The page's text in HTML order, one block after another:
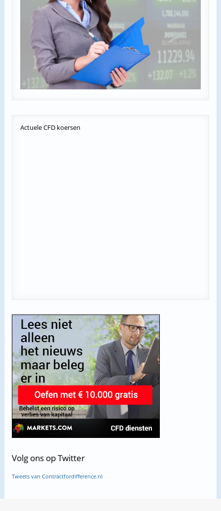
ActueleCFD koersen
Volg ons op Twitter
Tweets van Contractfordifference.nl